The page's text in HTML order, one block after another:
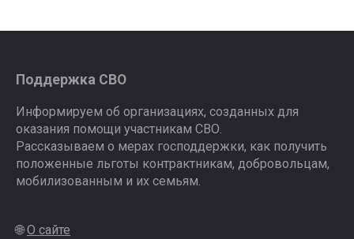
Поддержка СВО
Информируем об организациях, созданных для
оказания помощи участникам СВО.
Рассказываем о мерах господдержки, как получить
положенные льготы контрактникам, добровольцам,
мобилизованным и их семьям.
🌐О сайте